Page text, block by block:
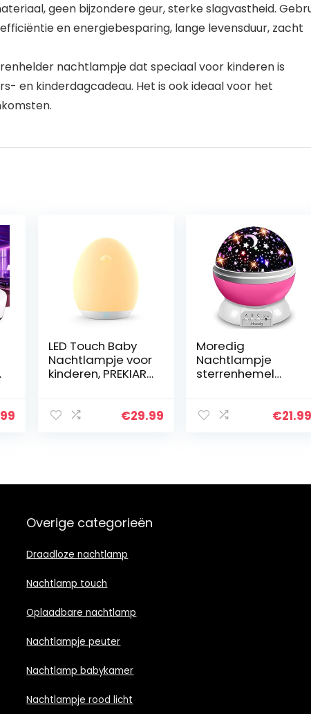
geen bijzondere geur, sterke slagvastheid.
en energiebesparing, lange levensduur, zacht
nachtlampje dat speciaal voor kinderen is
en kinderdagcadeau. Het is ook ideaal voor het
LED Touch Baby
Nachtlampje voor
kinderen, PREKIAR
Oplaadbare
€29.99
Moredig
Nachtlampje
sterrenhemel
nachtlampje met
€21.99
Overige categorieën
Draadloze nachtlamp
Nachtlamp touch
Oplaadbare nachtlamp
Nachtlampje peuter
Nachtlamp babykamer
Nachtlampje rood licht